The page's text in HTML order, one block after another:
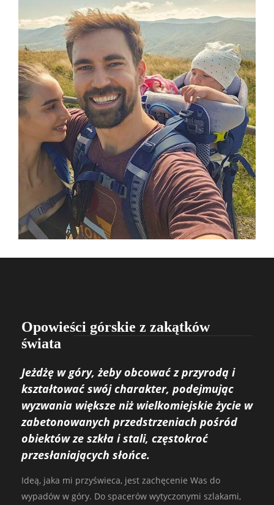
Opowieści górskie z zakątków
świata
Jeżdżę w góry, żeby obcować z przyrodą i
kształtować swój charakter, podejmując
wyzwania większe niż wielkomiejskie życie w
zabetonowanych przedstrzeniach pośród
obiektów ze szkła i stali, częstokroć
przesłaniających słońce.
Ideą, jaka mi przyświeca, jest zachęcenie Was do
wypadów w góry. Do spacerów wytyczonymi szlakami,